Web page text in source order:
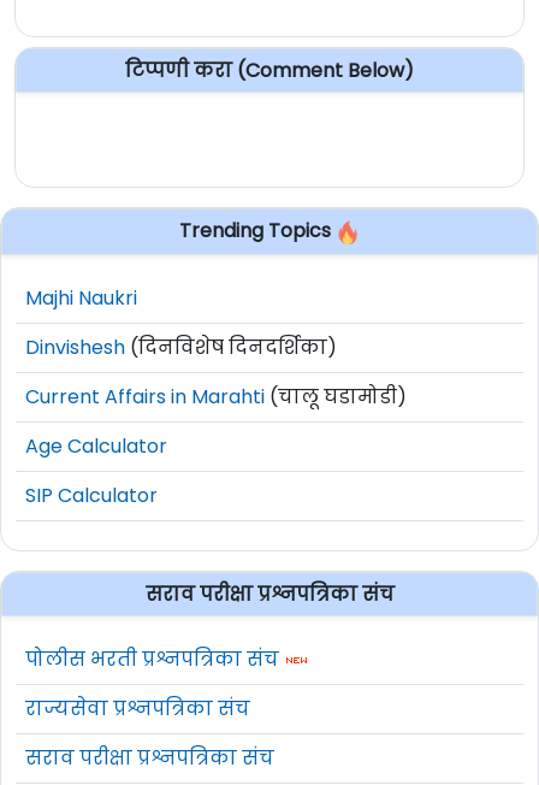
टिप्पणी करा (Comment Below)
Trending Topics
Majhi Naukri
Dinvishesh (दिनविशेष दिनदर्शिका)
Current Affairs in Marahti (चालू घडामोडी)
Age Calculator
SIP Calculator
सराव परीक्षा प्रश्नपत्रिका संच
पोलीस भरती प्रश्नपत्रिका संच
राज्यसेवा प्रश्नपत्रिका संच
सराव परीक्षा प्रश्नपत्रिका संच